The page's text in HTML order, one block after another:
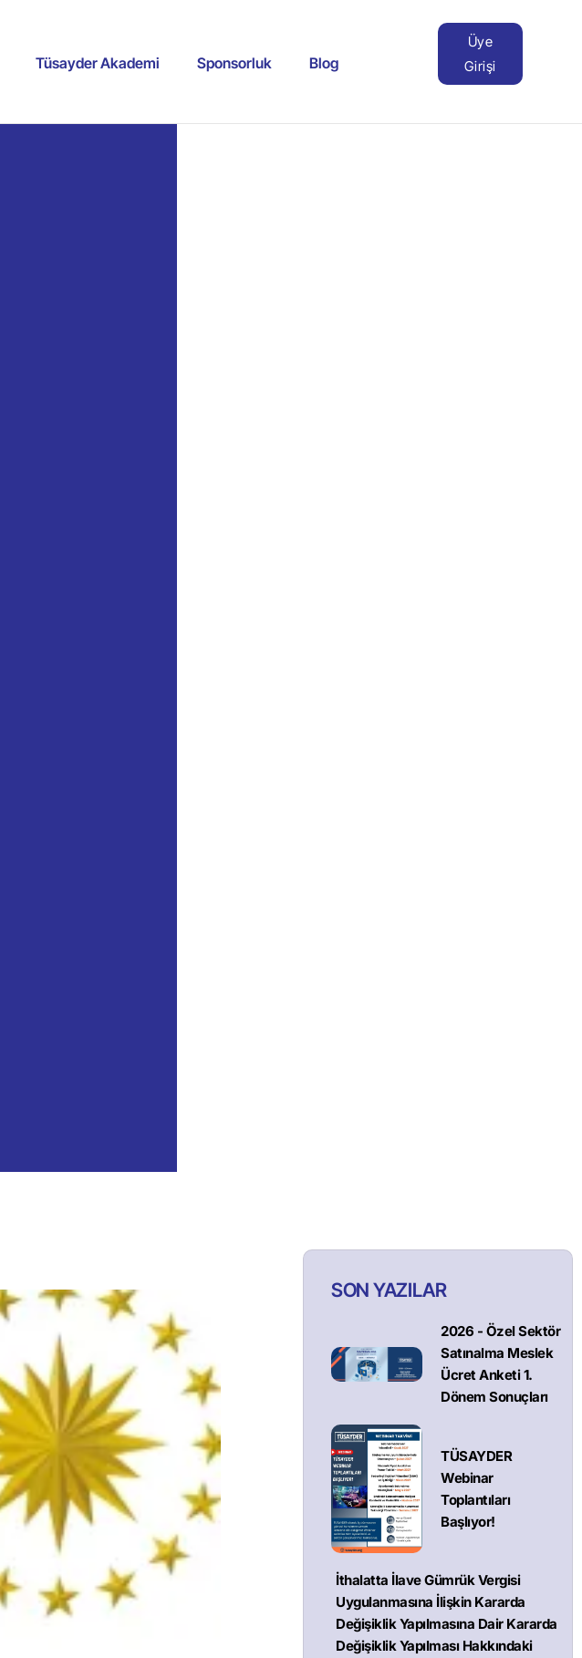
Tüsayder Akademi Sponsorluk Blog
Üye
Girişi
SON YAZILAR
2026 - Özel Sektör
Satınalma Meslek
Ücret Anketi 1.
Dönem Sonuçları
TÜSAYDER
Webinar
Toplantıları
Başlıyor!
İthalatta İlave Gümrük Vergisi
Uygulanmasına İlişkin Kararda
Değişiklik Yapılmasına Dair Kararda
Değişiklik Yapılması Hakkındaki